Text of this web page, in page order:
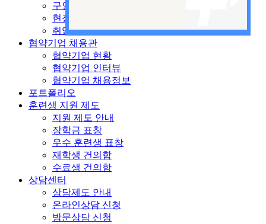
구인공고
현장 전문가 특강
취업현황
협약기업 채용관
협약기업 현황
협약기업 인터뷰
협약기업 채용정보
포트폴리오
훈련생 지원 제도
지원 제도 안내
장학금 표창
우수 훈련생 표창
재학생 건의함
수료생 건의함
상담센터
상담제도 안내
온라인상담 신청
방문상담 신청